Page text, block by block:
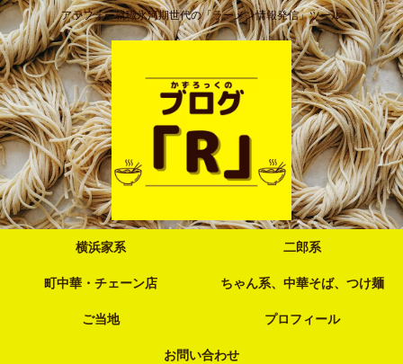
アラフォー就職氷河期世代の「ラーメン情報発信」ツール
横浜家系 二郎系
町中華・チェーン店 ちゃん系、中華そば、つけ麺
ご当地 プロフィール
お問い合わせ